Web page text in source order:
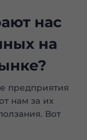
нас
на
предприятия
нам за их
Вот